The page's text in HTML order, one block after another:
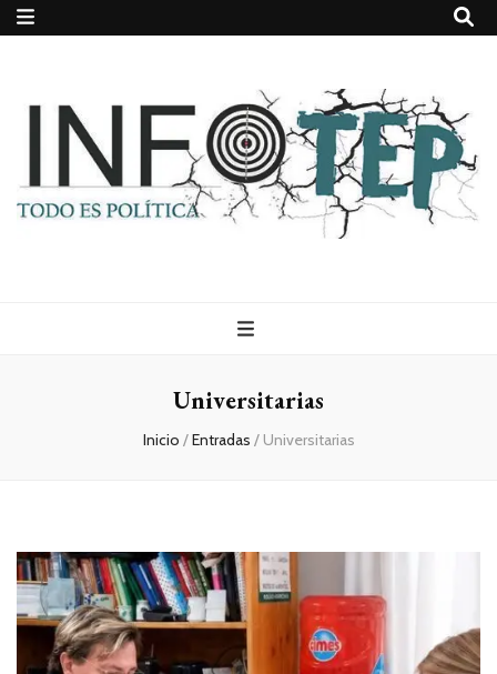
Todo es
(rosca)
política
Universitarias
Inicio /Entradas / Universitarias